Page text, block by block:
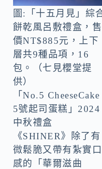
圖:「十五月見」綜
餅乾風呂敷禮盒，售
價NT$885元，上下
層共9種品項，16
包。（七見櫻堂提
供）
「No.5 CheeseCake
5號起司蛋糕」2024
中秋禮盒
《SHINER》除了有
微鬆脆又帶有紮實口
感的「華爾滋曲